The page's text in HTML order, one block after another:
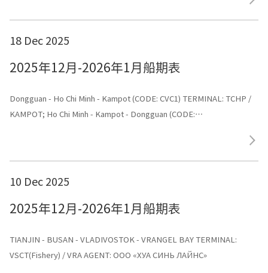
18 Dec 2025
2025年12月-2026年1月船期表
Dongguan - Ho Chi Minh - Kampot (CODE: CVC1) TERMINAL: TCHP /
KAMPOT; Ho Chi Minh - Kampot - Dongguan (CODE:
10 Dec 2025
2025年12月-2026年1月船期表
TIANJIN - BUSAN - VLADIVOSTOK - VRANGEL BAY TERMINAL:
VSCT(Fishery) / VRA AGENT: ООО «ХУА СИНЬ ЛАЙНС»